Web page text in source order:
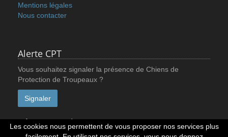
Mentions légales
Nous contacter
Alerte CPT
Vous souhaitez signaler la présence de Chiens de
Protection de Troupeaux ?
Signaler
Réseaux sociaux
Les cookies nous permettent de vous proposer nos services plus